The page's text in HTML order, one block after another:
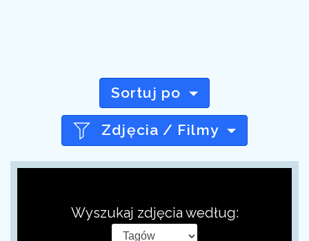
Sortuj po
Zdjęcia / Filmy
Wyszukaj zdjęcia według: